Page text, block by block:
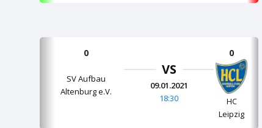
0
SV Aufbau
Altenburg e.V.
VS
09.01.2021
18:30
0
HC
Leipzig